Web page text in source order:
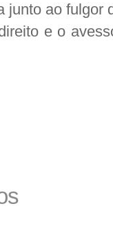
junto ao fulgor
e o